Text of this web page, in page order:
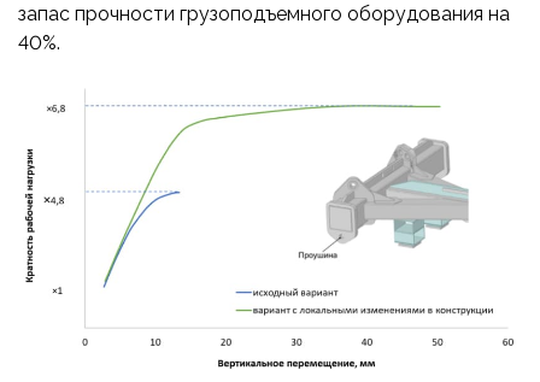
запас прочности грузоподъемного оборудования на
40%.